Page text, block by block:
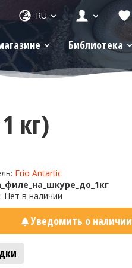
RU
Библиотека
кг)
Frio Antartic
Нет в наличии
Уведомить о наличии